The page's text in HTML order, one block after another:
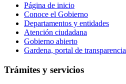
Página de inicio
Conoce el Gobierno
Departamentos y entidades
Atención ciudadana
Gobierno abierto
Gardena, portal de transparencia
Trámites y servicios